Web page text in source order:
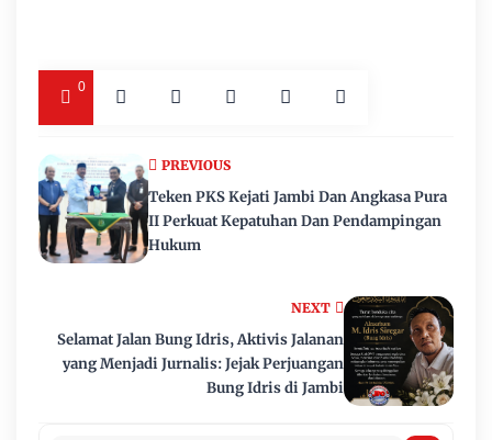
0
NEXT
Selamat Jalan Bung Idris, Aktivis Jalanan
yang Menjadi Jurnalis: Jejak Perjuangan
Bung Idris di Jambi
PREVIOUS
Teken PKS Kejati Jambi Dan Angkasa Pura
II Perkuat Kepatuhan Dan Pendampingan
Hukum